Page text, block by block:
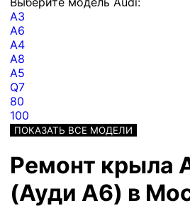
A3
A6
A4
A8
A5
Q7
80
100
ПОКАЗАТЬ ВСЕ МОДЕЛИ
Ремонт крыла
(Ауди А6) в